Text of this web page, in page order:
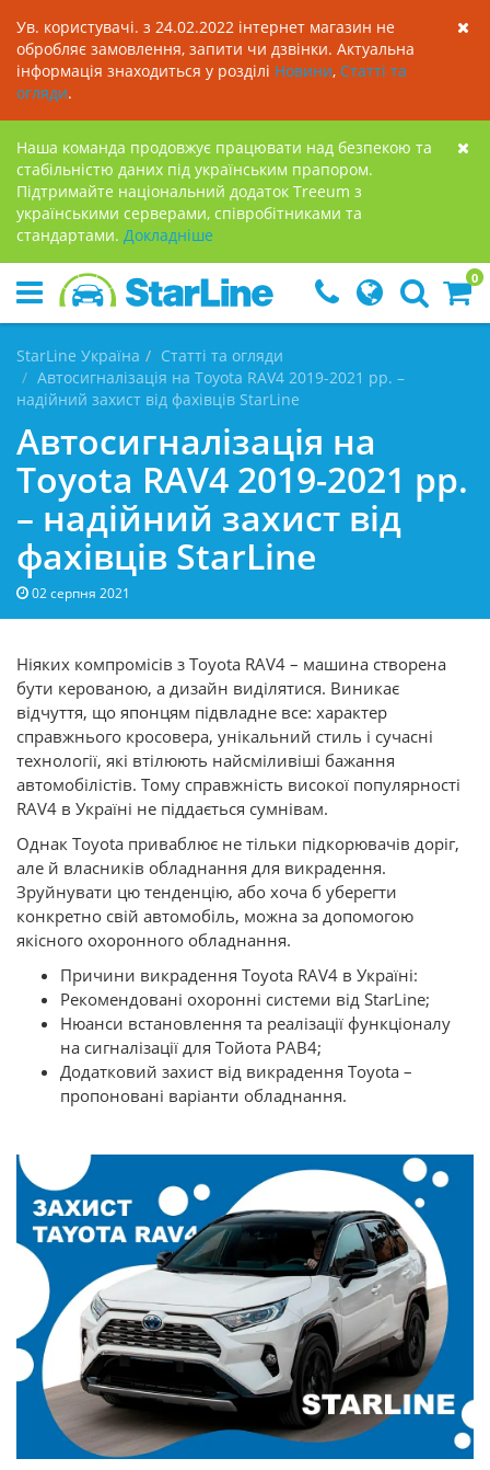
Ув. користувачі. з 24.02.2022 інтернет магазин не
обробляє замовлення, запити чи дзвінки. Актуальна
інформація знаходиться у розділі Новини, Статті та
огляди.
Наша команда продовжує працювати над безпекою та
стабільністю даних під українським прапором.
Підтримайте національний додаток Treeum з
українськими серверами, співробітниками та
стандартами. Докладнiше
0
StarLine Україна
Статті та огляди
Автосигналізація на Toyota RAV4 2019-2021 рр. –
надійний захист від фахівців StarLine
Автосигналізація на
Toyota RAV4 2019-2021 рр.
– надійний захист від
фахівців StarLine
02 серпня 2021
Ніяких компромісів з Toyota RAV4 – машина створена
бути керованою, а дизайн виділятися. Виникає
відчуття, що японцям підвладне все: характер
справжнього кросовера, унікальний стиль і сучасні
технології, які втілюють найсміливіші бажання
автомобілістів. Тому справжність високої популярності
RAV4 в Україні не піддається сумнівам.
Однак Toyota приваблює не тільки підкорювачів доріг,
але й власників обладнання для викрадення.
Зруйнувати цю тенденцію, або хоча б уберегти
конкретно свій автомобіль, можна за допомогою
якісного охоронного обладнання.
Причини викрадення Toyota RAV4 в Україні:
Рекомендовані охоронні системи від StarLine;
Нюанси встановлення та реалізації функціоналу
на сигналізації для Тойота РАВ4;
Додатковий захист від викрадення Toyota –
пропоновані варіанти обладнання.